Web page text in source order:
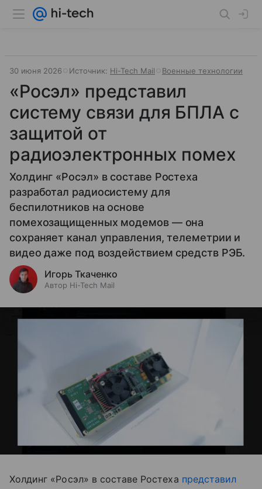
30 июня 2026 Источник: Hi-Tech Mail Военные технологии
«Росэл» представил
систему связи для БПЛА с
защитой от
радиоэлектронных помех
Холдинг «Росэл» в составе Ростеха
разработал радиосистему для
беспилотников на основе
помехозащищенных модемов — она
сохраняет канал управления, телеметрии и
видео даже под воздействием средств РЭБ.
Игорь Ткаченко
Автор Hi-Tech Mail
Холдинг «Росэл» в составе Ростеха представил